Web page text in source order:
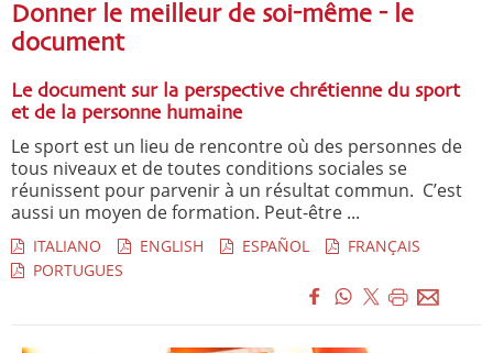
Donner le meilleur de soi-même - le
document
Le document sur la perspective chrétienne du sport
et de la personne humaine
Le sport est un lieu de rencontre où des personnes de
tous niveaux et de toutes conditions sociales se
réunissent pour parvenir à un résultat commun. C’est
aussi un moyen de formation. Peut-être ...
ITALIANO ENGLISH ESPAÑOL
FRANÇAIS
PORTUGUES